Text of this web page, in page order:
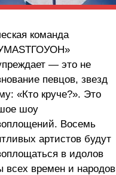
команда
— это не
певцов, звезд
«Кто круче?». Это
шоу
Восемь
артистов будут
в идолов
всех времен и народов